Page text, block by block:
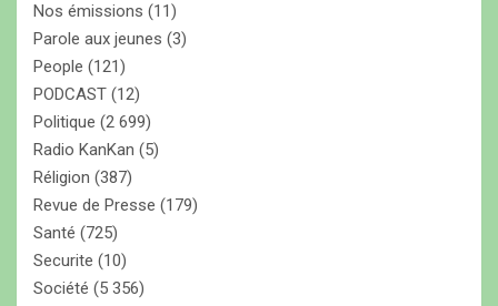
Nos émissions (11)
Parole aux jeunes (3)
People (121)
PODCAST (12)
Politique (2 699)
Radio KanKan (5)
Réligion (387)
Revue de Presse (179)
Santé (725)
Securite (10)
Société (5 356)